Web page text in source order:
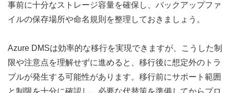
事前に十分なストレージ容量を確保し、バックアップファ
イルの保存場所や命名規則を整理しておきましょう。
Azure DMSは効率的な移行を実現できますが、こうした制
限や注意点を理解せずに進めると、移行後に想定外のトラ
ブルが発生する可能性があります。移行前にサポート範囲